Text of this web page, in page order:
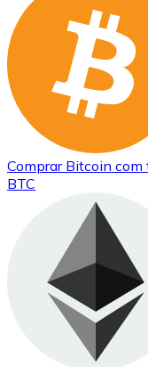
Comprar Bitcoin com
BTC